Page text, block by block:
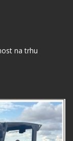
na trhu